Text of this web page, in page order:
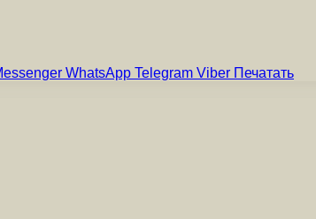
WhatsApp Telegram Viber Печатать